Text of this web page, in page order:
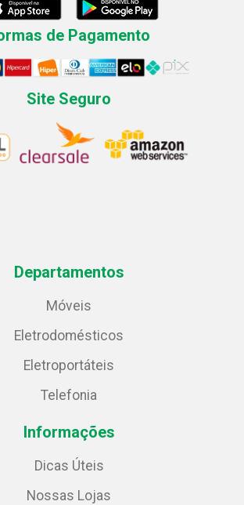
de Pagamento
Site Seguro
Departamentos
Móveis
Eletrodomésticos
Eletroportáteis
Telefonia
Informações
Dicas Úteis
Nossas Lojas